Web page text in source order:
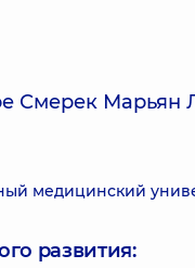
Смерек Марьян
медицинский
развития: